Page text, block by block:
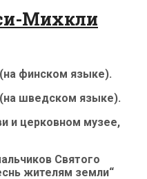
Михкли
финском языке).
шведском языке).
и церковном музее,
Святого
жителям земли“